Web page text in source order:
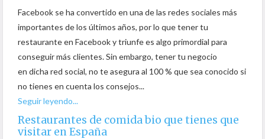
Facebook se ha convertido en una de las redes sociales más
importantes de los últimos años, por lo que tener tu
restaurante en Facebook y triunfe es algo primordial para
conseguir más clientes. Sin embargo, tener tu negocio
en dicha red social, no te asegura al 100 % que sea conocido si
no tienes en cuenta los consejos...
Seguir leyendo...
Restaurantes de comida bio que tienes que
visitar en España